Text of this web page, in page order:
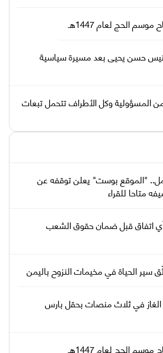
الحج لعام 1447هـ
أنيس حسن يحيى بعد مسيرة سياسية
المسؤولية وكل الأطراف تتحمل تبعات
"الموقع بوست" يعلن توقفه عن
متاحا للقراء
اتفاق قبل ضمان حقوق الشعب
الحياة في مخيمات النزوح باليمن
الغاز في ثلاث منصات بحقل بارس
الحج لعام 1447هـ